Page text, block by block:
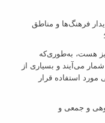
فرهنگ‌ها و مناطق
هست، به‌طوری‌که
می‌آیند و بسیاری از
استفاده قرار
و جمعی و